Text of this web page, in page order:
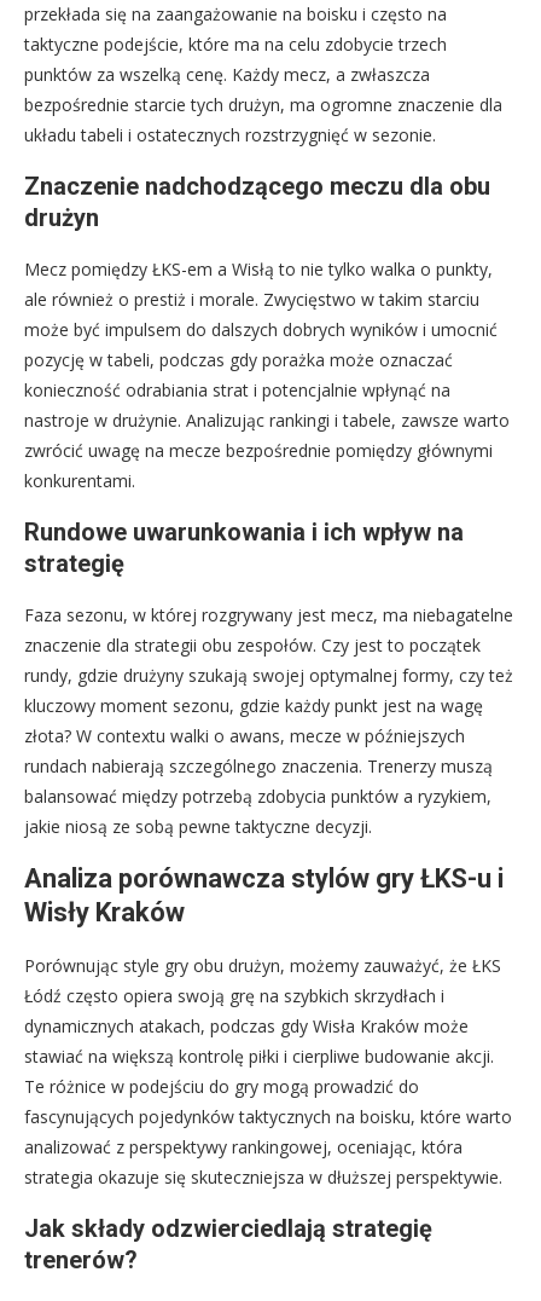
przekłada się na zaangażowanie na boisku i często na
taktyczne podejście, które ma na celu zdobycie trzech
punktów za wszelką cenę. Każdy mecz, a zwłaszcza
bezpośrednie starcie tych drużyn, ma ogromne znaczenie dla
układu tabeli i ostatecznych rozstrzygnięć w sezonie.
Znaczenie nadchodzącego meczu dla obu
drużyn
Mecz pomiędzy ŁKS-em a Wisłą to nie tylko walka o punkty,
ale również o prestiż i morale. Zwycięstwo w takim starciu
może być impulsem do dalszych dobrych wyników i umocnić
pozycję w tabeli, podczas gdy porażka może oznaczać
konieczność odrabiania strat i potencjalnie wpłynąć na
nastroje w drużynie. Analizując rankingi i tabele, zawsze warto
zwrócić uwagę na mecze bezpośrednie pomiędzy głównymi
konkurentami.
Rundowe uwarunkowania i ich wpływ na
strategię
Faza sezonu, w której rozgrywany jest mecz, ma niebagatelne
znaczenie dla strategii obu zespołów. Czy jest to początek
rundy, gdzie drużyny szukają swojej optymalnej formy, czy też
kluczowy moment sezonu, gdzie każdy punkt jest na wagę
złota? W contextu walki o awans, mecze w późniejszych
rundach nabierają szczególnego znaczenia. Trenerzy muszą
balansować między potrzebą zdobycia punktów a ryzykiem,
jakie niosą ze sobą pewne taktyczne decyzji.
Analiza porównawcza stylów gry ŁKS-u i
Wisły Kraków
Porównując style gry obu drużyn, możemy zauważyć, że ŁKS
Łódź często opiera swoją grę na szybkich skrzydłach i
dynamicznych atakach, podczas gdy Wisła Kraków może
stawiać na większą kontrolę piłki i cierpliwe budowanie akcji.
Te różnice w podejściu do gry mogą prowadzić do
fascynujących pojedynków taktycznych na boisku, które warto
analizować z perspektywy rankingowej, oceniając, która
strategia okazuje się skuteczniejsza w dłuższej perspektywie.
Jak składy odzwierciedlają strategię
trenerów?